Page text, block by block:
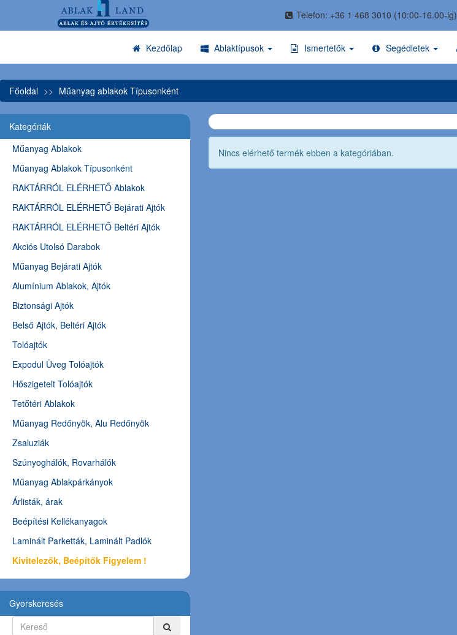
Telefon: +36 1 468 3010 (10:00-16.00-ig)
Kezdőlap Ablaktípusok Ismertetők Segédletek
Főoldal Műanyag ablakok Típusonként
Nincs elérhető termék ebben a kategóriában.
Kategóriák
Műanyag Ablakok
Műanyag Ablakok Típusonként
RAKTÁRRÓL ELÉRHETŐ Ablakok
RAKTÁRRÓL ELÉRHETŐ Bejárati Ajtók
RAKTÁRRÓL ELÉRHETŐ Beltéri Ajtók
Akciós Utolsó Darabok
Műanyag Bejárati Ajtók
Alumínium Ablakok, Ajtók
Biztonsági Ajtók
Belső Ajtók, Beltéri Ajtók
Tolóajtók
Expodul Üveg Tolóajtók
Hőszigetelt Tolóajtók
Tetőtéri Ablakok
Műanyag Redőnyök, Alu Redőnyök
Zsaluziák
Szúnyoghálók, Rovarhálók
Műanyag Ablakpárkányok
Árlisták, árak
Beépítési Kellékanyagok
Laminált Parketták, Laminált Padlók
Kivitelezők, Beépítők Figyelem !
Gyorskeresés